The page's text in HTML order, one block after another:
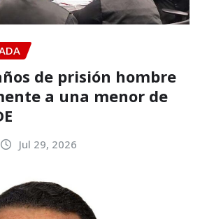
de prisión hombre
a una menor de
Jul 29, 2026